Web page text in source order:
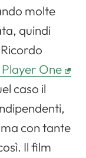
molte
quindi
One
caso il
con tante
Il film